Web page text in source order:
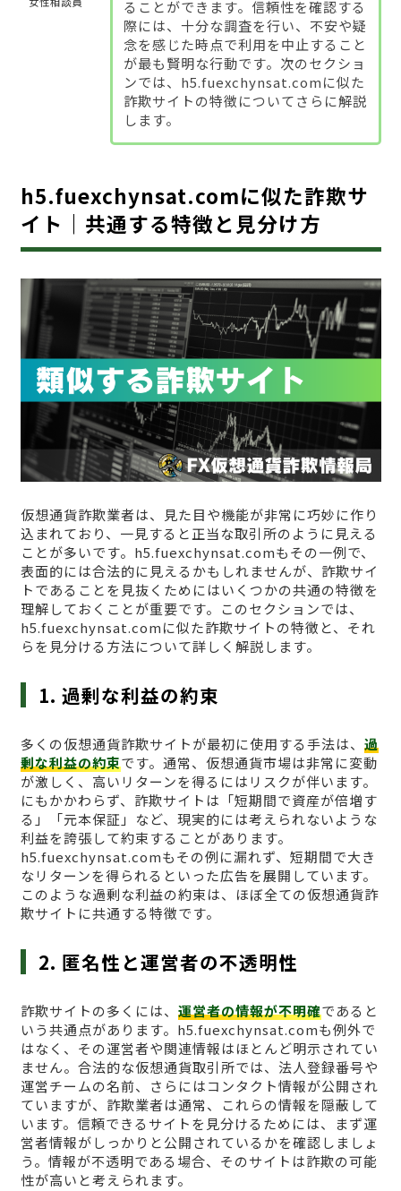
ることができます。信頼性を確認する
際には、十分な調査を行い、不安や疑
念を感じた時点で利用を中止すること
が最も賢明な行動です。次のセクショ
ンでは、h5.fuexchynsat.comに似た
詐欺サイトの特徴についてさらに解説
します。
h5.fuexchynsat.comに似た詐欺サ
イト｜共通する特徴と見分け方
仮想通貨詐欺業者は、見た目や機能が非常に巧妙に作り
込まれており、一見すると正当な取引所のように見える
ことが多いです。h5.fuexchynsat.comもその一例で、
表面的には合法的に見えるかもしれませんが、詐欺サイ
トであることを見抜くためにはいくつかの共通の特徴を
理解しておくことが重要です。このセクションでは、
h5.fuexchynsat.comに似た詐欺サイトの特徴と、それ
らを見分ける方法について詳しく解説します。
1. 過剰な利益の約束
多くの仮想通貨詐欺サイトが最初に使用する手法は、 過
剰な利益の約束です。通常、仮想通貨市場は非常に変動
が激しく、高いリターンを得るにはリスクが伴います。
にもかかわらず、詐欺サイトは「短期間で資産が倍増す
る」「元本保証」など、現実的には考えられないような
利益を誇張して約束することがあります。
h5.fuexchynsat.comもその例に漏れず、短期間で大き
なリターンを得られるといった広告を展開しています。
このような過剰な利益の約束は、ほぼ全ての仮想通貨詐
欺サイトに共通する特徴です。
2. 匿名性と運営者の不透明性
詐欺サイトの多くには、 運営者の情報が不明確であると
いう共通点があります。h5.fuexchynsat.comも例外で
はなく、その運営者や関連情報はほとんど明示されてい
ません。合法的な仮想通貨取引所では、法人登録番号や
運営チームの名前、さらにはコンタクト情報が公開され
ていますが、詐欺業者は通常、これらの情報を隠蔽して
います。信頼できるサイトを見分けるためには、まず運
営者情報がしっかりと公開されているかを確認しましょ
う。情報が不透明である場合、そのサイトは詐欺の可能
性が高いと考えられます。